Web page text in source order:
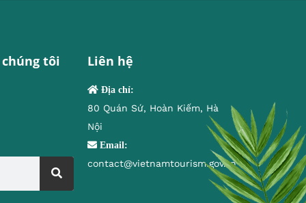
tôi Liên hệ
Địa chỉ:
80 Quán Sứ, Hoàn Kiếm, Hà
Nội
Email:
contact@vietnamtourism.gov.vn